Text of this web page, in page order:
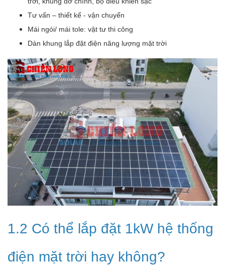
Tư vấn – thiết kế - vận chuyển
Mái ngói/ mái tole: vật tư thi công
Dàn khung lắp đặt điện năng lượng mặt trời
1.2 Có thể lắp đặt 1kW hệ thống
điện mặt trời hay không?